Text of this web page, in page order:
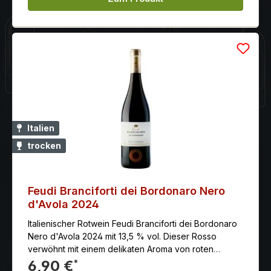
Italien
trocken
Feudi Branciforti dei Bordonaro Nero
d'Avola 2024
Italienischer Rotwein Feudi Branciforti dei Bordonaro
Nero d'Avola 2024 mit 13,5 % vol. Dieser Rosso
verwöhnt mit einem delikaten Aroma von roten
Früchten. Mit seinem runden, warmen Geschmack und
6,90 €*